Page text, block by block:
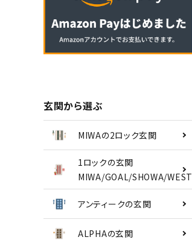
INFORMATION
ACCOUNT MENU
ようこそ ゲスト 様
person 会員登録
玄関から選ぶ
MIWAの2ロック玄関
1ロックの玄関
MIWA/GOAL/SHOWA/WEST
アンティークの玄関
ALPHAの玄関